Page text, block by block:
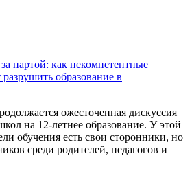
за партой: как некомпетентные
образование в
ожесточенная дискуссия
на 12-летнее образование. У этой
обучения есть свои сторонники, но
среди родителей, педагогов и